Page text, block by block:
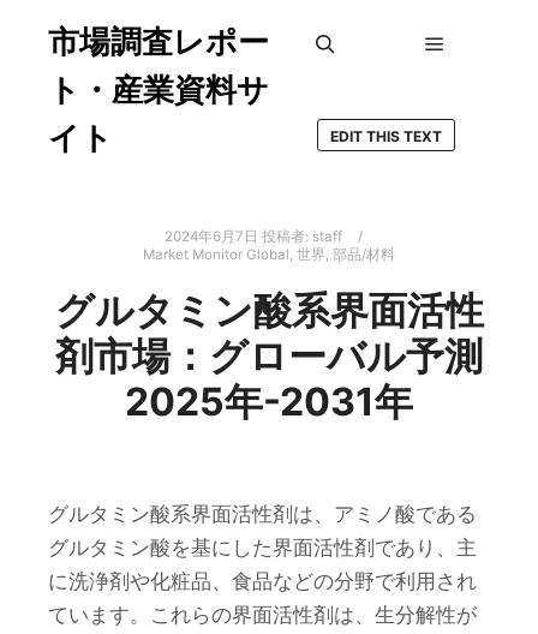
市場調査レポー
ト・産業資料サ
イト
EDIT THIS TEXT
2024年6月7日 投稿者: staff
Market Monitor Global, 世界, 部品/材料
グルタミン酸系界面活性
剤市場：グローバル予測
2025年-2031年
グルタミン酸系界面活性剤は、アミノ酸である
グルタミン酸を基にした界面活性剤であり、主
に洗浄剤や化粧品、食品などの分野で利用され
ています。これらの界面活性剤は、生分解性が